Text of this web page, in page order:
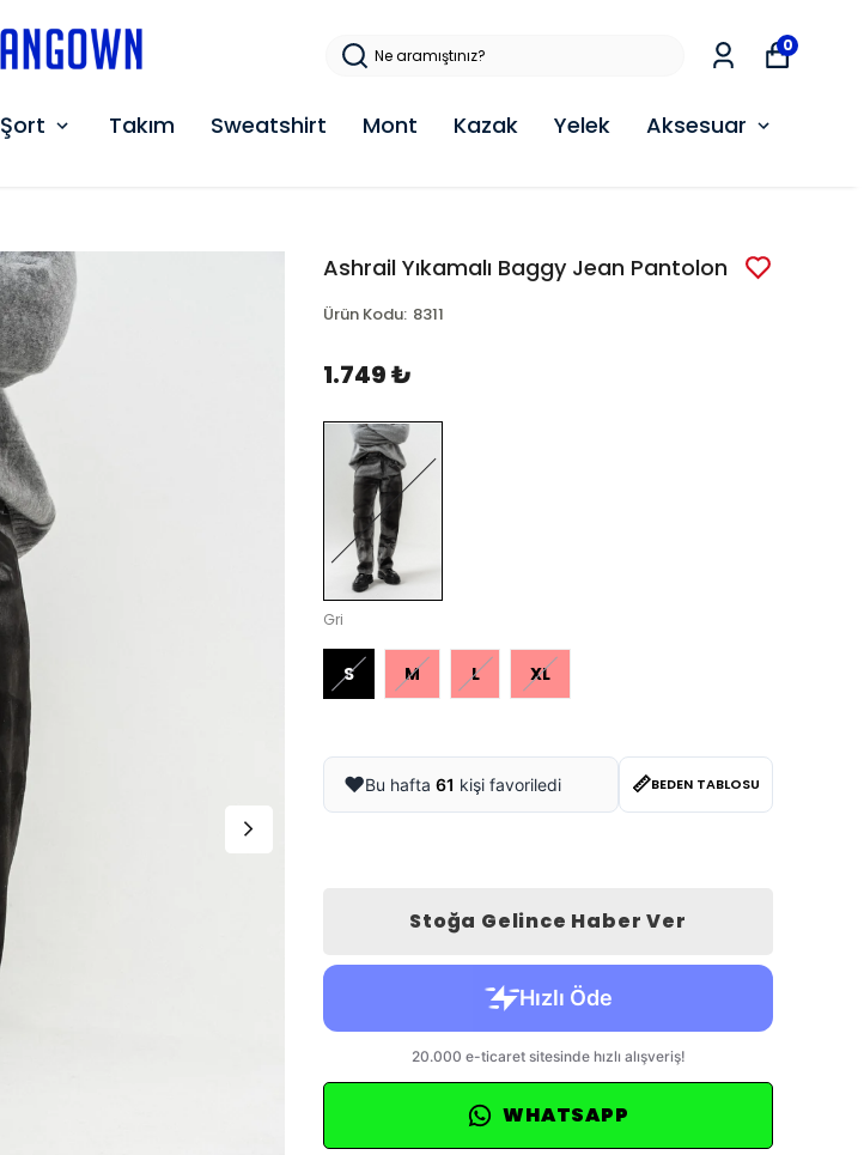
Şort Takım Sweatshirt Mont Kazak Yelek Aksesuar
0
Ashrail Yıkamalı Baggy Jean Pantolon
Ürün Kodu: 8311
1.749 ₺
Gri
S M L XL
❤️Bu hafta 61 kişi favoriledi 📏BEDEN TABLOSU
Stoğa Gelince Haber Ver
WHATSAPP